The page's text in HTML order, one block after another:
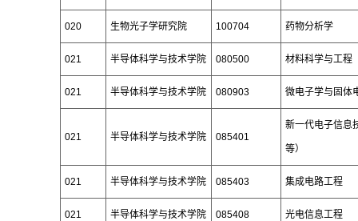
020 生物光子学研究院 100704 药物分析学
021 半导体科学与技术学院 080500 材料科学与工程
021 半导体科学与技术学院 080903 微电子学与固体
021 半导体科学与技术学院 085401
新一代电子信息
等）
021 半导体科学与技术学院 085403 集成电路工程
021 半导体科学与技术学院 085408 光电信息工程